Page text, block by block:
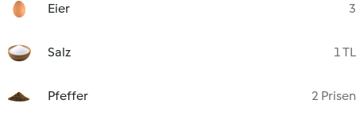
Eier 3
Salz 1 TL
Pfeffer 2 Prisen